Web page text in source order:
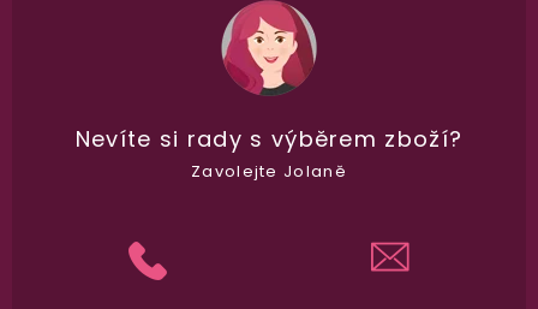
100% diskrétní balení
Nikdo nepozná, co jste si objednali. Mrkněte,
Na rychlosti záleží! Vše důležité máme
a okamžitě odesíláme.
Nevíte si rady s výběrem zboží?
Zavolejte Jolaně